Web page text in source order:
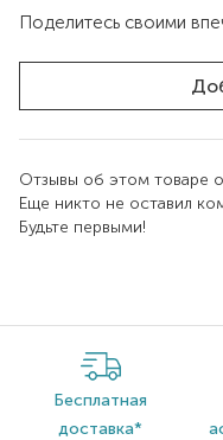
Поделитесь своими
Отзывы об этом товаре
Еще никто не оставил
Будьте первыми!
Бесплатная
доставка*